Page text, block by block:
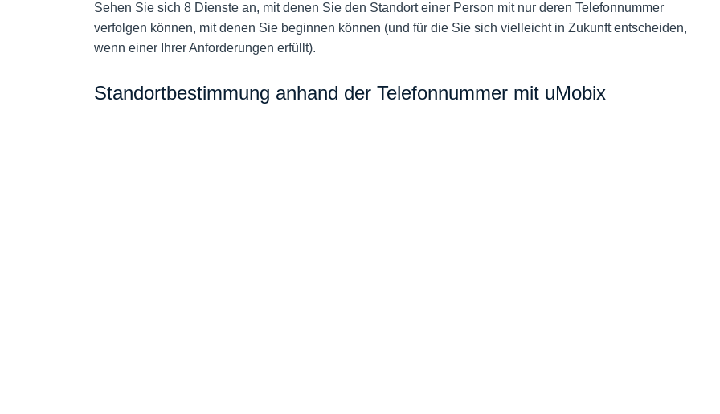
Sehen Sie sich 8 Dienste an, mit denen Sie den Standort einer Person mit nur deren Telefonnummer
verfolgen können, mit denen Sie beginnen können (und für die Sie sich vielleicht in Zukunft entscheiden,
wenn einer Ihrer Anforderungen erfüllt).
Standortbestimmung anhand der Telefonnummer mit uMobix